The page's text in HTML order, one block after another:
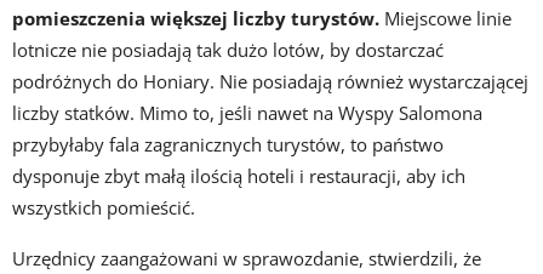
pomieszczenia większej liczby turystów. Miejscowe linie
lotnicze nie posiadają tak dużo lotów, by dostarczać
podróżnych do Honiary. Nie posiadają również wystarczającej
liczby statków. Mimo to, jeśli nawet na Wyspy Salomona
przybyłaby fala zagranicznych turystów, to państwo
dysponuje zbyt małą ilością hoteli i restauracji, aby ich
wszystkich pomieścić.
Urzędnicy zaangażowani w sprawozdanie, stwierdzili, że